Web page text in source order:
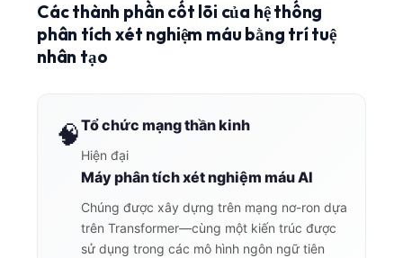
Các thành phần cốt lõi của hệ thống
phân tích xét nghiệm máu bằng trí tuệ
nhân tạo
🧠Tổ chức mạng thần kinh
Hiện đại
Máy phân tích xét nghiệm máu AI
Chúng được xây dựng trên mạng nơ-ron dựa
trên Transformer—cùng một kiến trúc được
sử dụng trong các mô hình ngôn ngữ tiên